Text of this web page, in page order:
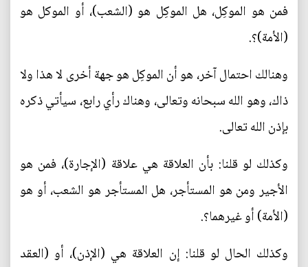
فمن هو الموكِل، هل الموكِل هو (الشعب)، أو الموكل هو
(الأمة)؟.
وهنالك احتمال آخر، هو أن الموكِل هو جهة أخرى لا هذا ولا
ذاك، وهو الله سبحانه وتعالى، وهناك رأي رابع، سيأتي ذكره
بإذن الله تعالى.
وكذلك لو قلنا: بأن العلاقة هي علاقة (الإجارة)، فمن هو
الأجير ومن هو المستأجر، هل المستأجر هو الشعب، أو هو
(الأمة) أو غيرهما؟.
وكذلك الحال لو قلنا: إن العلاقة هي (الإذن)، أو (العقد